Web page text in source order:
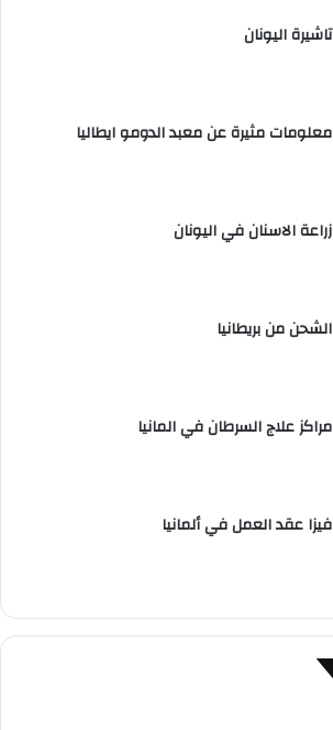
تاشيرة اليونان
معلومات مثيرة عن معبد الدومو ايطاليا
زراعة الاسنان في اليونان
الشحن من بريطانيا
مراكز علاج السرطان في المانيا
فيزا عقد العمل في ألمانيا